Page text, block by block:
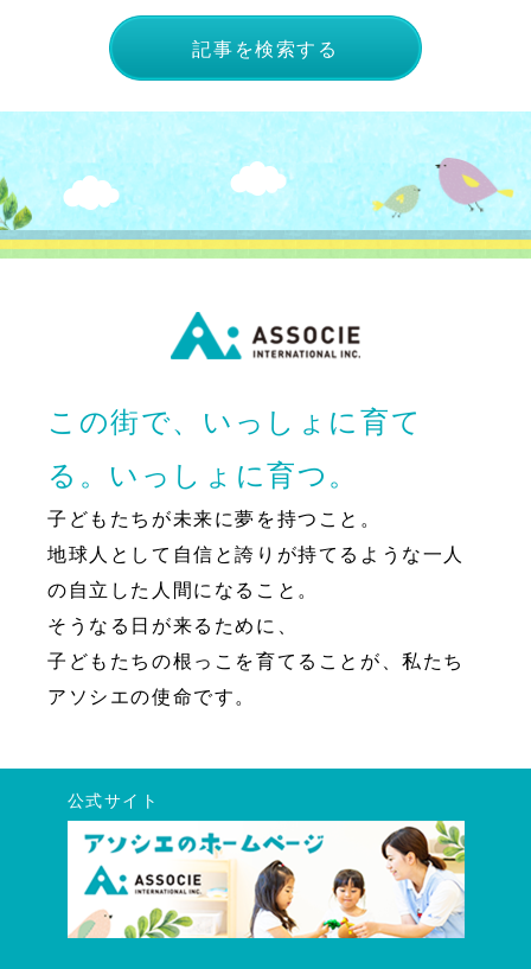
記事を検索する
この街で、いっしょに育て
る。いっしょに育つ。
子どもたちが未来に夢を持つこと。
地球人として自信と誇りが持てるような一人
の自立した人間になること。
そうなる日が来るために、
子どもたちの根っこを育てることが、私たち
アソシエの使命です。
公式サイト